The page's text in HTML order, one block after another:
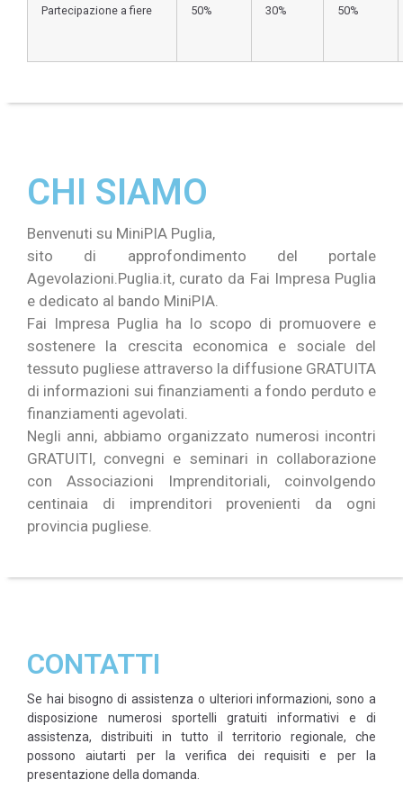
Partecipazione a fiere 50% 30% 50%
CHI SIAMO
Benvenuti su MiniPIA Puglia,
sito di approfondimento del portale
Agevolazioni.Puglia.it, curato da Fai Impresa Puglia
e dedicato al bando MiniPIA.
Fai Impresa Puglia ha lo scopo di promuovere e
sostenere la crescita economica e sociale del
tessuto pugliese attraverso la diffusione GRATUITA
di informazioni sui finanziamenti a fondo perduto e
finanziamenti agevolati.
Negli anni, abbiamo organizzato numerosi incontri
GRATUITI, convegni e seminari in collaborazione
con Associazioni Imprenditoriali, coinvolgendo
centinaia di imprenditori provenienti da ogni
provincia pugliese.
CONTATTI
Se hai bisogno di assistenza o ulteriori informazioni, sono a
disposizione numerosi sportelli gratuiti informativi e di
assistenza, distribuiti in tutto il territorio regionale, che
possono aiutarti per la verifica dei requisiti e per la
presentazione della domanda.